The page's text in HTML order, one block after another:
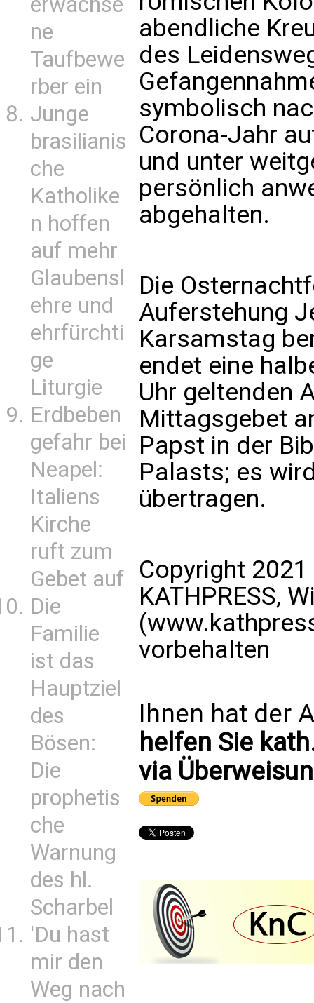
ne
Taufbewe
rber ein
Junge
brasilianis
che
Katholike
n hoffen
auf mehr
Glaubensl
ehre und
ehrfürchti
ge
Liturgie
Erdbeben
gefahr bei
Neapel:
Italiens
Kirche
ruft zum
Gebet auf
Die
Familie
ist das
Hauptziel
des
Bösen:
Die
prophetis
che
Warnung
des hl.
Scharbel
'Du hast
mir den
Weg nach
abendliche
des
symbolisch
Corona-Jahr
und unter
persönlich
abgehalten.
Die
Auferstehung
Karsamstag
endet eine
Uhr geltenden
Mittagsgebet
Papst in der
Palasts; es
übertragen.
Copyright
KATHPRESS,
vorbehalten
Ihnen hat der
helfen Sie
via